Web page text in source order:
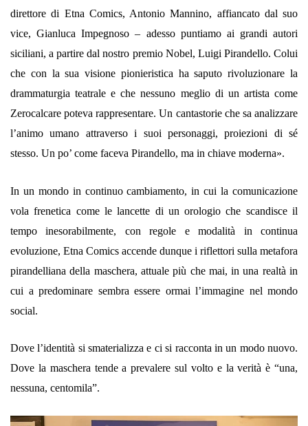
direttore di Etna Comics, Antonio Mannino, affiancato dal suo
vice, Gianluca Impegnoso – adesso puntiamo ai grandi autori
siciliani, a partire dal nostro premio Nobel, Luigi Pirandello. Colui
che con la sua visione pionieristica ha saputo rivoluzionare la
drammaturgia teatrale e che nessuno meglio di un artista come
Zerocalcare poteva rappresentare. Un cantastorie che sa analizzare
l’animo umano attraverso i suoi personaggi, proiezioni di sé
stesso. Un po’ come faceva Pirandello, ma in chiave moderna».
In un mondo in continuo cambiamento, in cui la comunicazione
vola frenetica come le lancette di un orologio che scandisce il
tempo inesorabilmente, con regole e modalità in continua
evoluzione, Etna Comics accende dunque i riflettori sulla metafora
pirandelliana della maschera, attuale più che mai, in una realtà in
cui a predominare sembra essere ormai l’immagine nel mondo
social.
Dove l’identità si smaterializza e ci si racconta in un modo nuovo.
Dove la maschera tende a prevalere sul volto e la verità è “una,
nessuna, centomila”.